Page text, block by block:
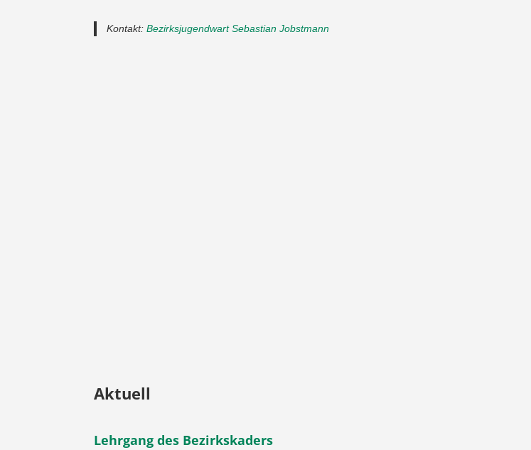
Kontakt: Bezirksjugendwart Sebastian Jobstmann
Aktuell
Lehrgang des Bezirkskaders